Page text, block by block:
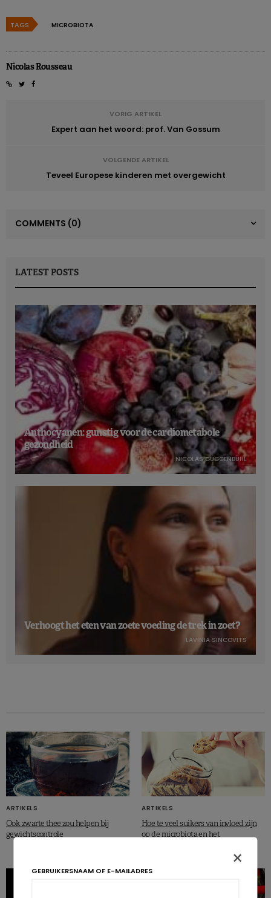
TAGS MICROBIOTA
Nicolas Rousseau
VORIG ARTIKEL
Expert aan het woord: prof. Van Gossum
VOLGENDE ARTIKEL
Teveel Europese kinderen met overgewicht
COMMENTS (0)
LATEST POSTS
Anthocyanen: gunstig voor de cardiometabole
gezondheid
NICOLAS GUGGENBÜHL
Verhoogt het eten van zoete voeding de trek in zoet?
LAVINIA SINCOVITS
ARTIKELS
Ook zwarte thee zou helpen bij
gewichtscontrole
ARTIKELS
Hoe te veel suikers van invloed zijn
op de microbiota en het
×
GEBRUIKERSNAAM OF E-MAILADRES